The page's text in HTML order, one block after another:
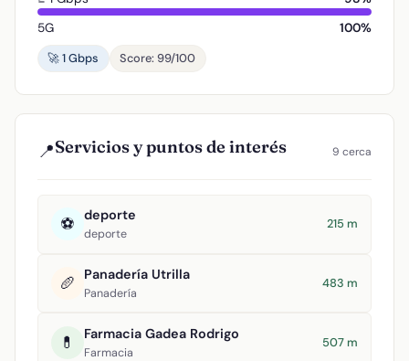
5G
100%
🚀 1 Gbps
Score: 99/100
📍Servicios y puntos de interés 9 cerca
⚽ deporte
deporte
215 m
🥖 Panadería Utrilla
Panadería
483 m
💊 Farmacia Gadea Rodrigo
Farmacia
507 m